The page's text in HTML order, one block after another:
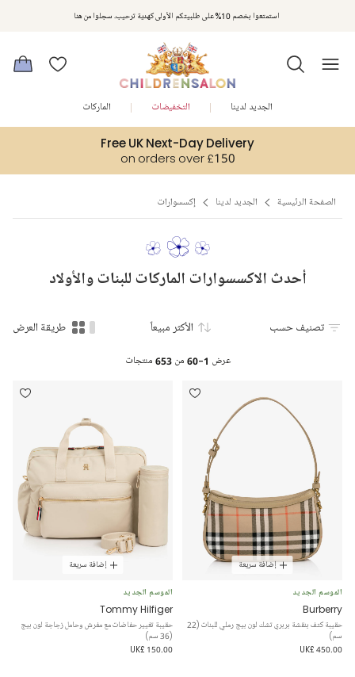
استمتعوا بخصم 10% على طلبيتكم الأولى كهدية ترحيب. سجلوا من هنا
مكافآت تشلدرن صالون | اجمعوا النقاط مع كل عملية شراء لتحصلوا على هدايا حصرية وعروض مصممة خصيصا لتلبي
متطلباتكم
Free UK Next-Day Delivery
on orders over £150
الجديد لدينا التخفيضات الماركات
الصفحة الرئيسية الجديد لدينا إكسسوارات
أحدث الاكسسوارات الماركات للبنات والأولاد
تصنيف حسب الأكثر مبيعاً طريقة العرض
عرض 1-60 من653 منتجات
إضافة سريعة
الموسم الجديد
Burberry
حقيبة كتف بنقشة بربري تشك لون بيج رملي للبنات (22
سم)
UK£ 450.00
إضافة سريعة
الموسم الجديد
Tommy Hilfiger
حقيبة تغيير حفاضات مع مفرش وحامل زجاجة لون بيج
(36 سم)
UK£ 150.00